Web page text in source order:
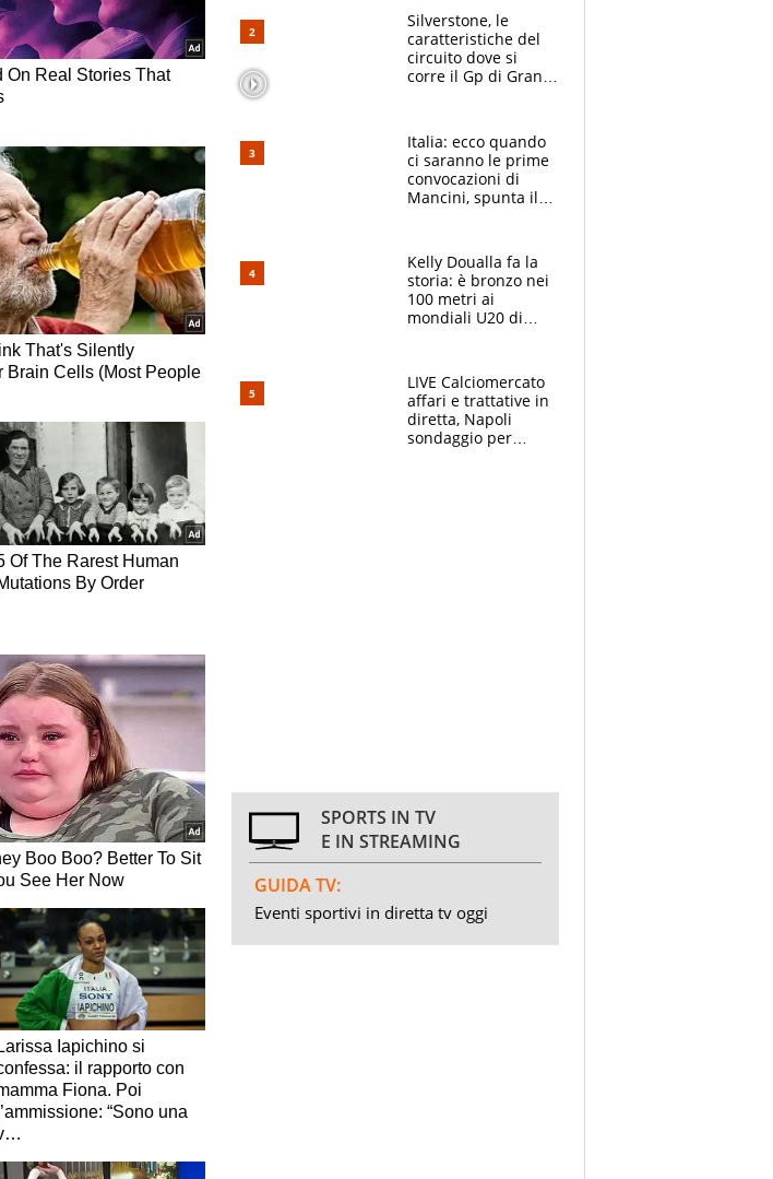
tutto"
Silverstone, le
caratteristiche del
circuito dove si
corre il Gp di Gran
Italia: ecco quando
ci saranno le prime
convocazioni di
Mancini, spunta il
Kelly Doualla fa la
storia: è bronzo nei
100 metri ai
mondiali U20 di
con una gran finale"
LIVE Calciomercato
affari e trattative in
diretta, Napoli
sondaggio per
SPORTS IN TV
E IN STREAMING
GUIDA TV:
Eventi sportivi in diretta tv oggi